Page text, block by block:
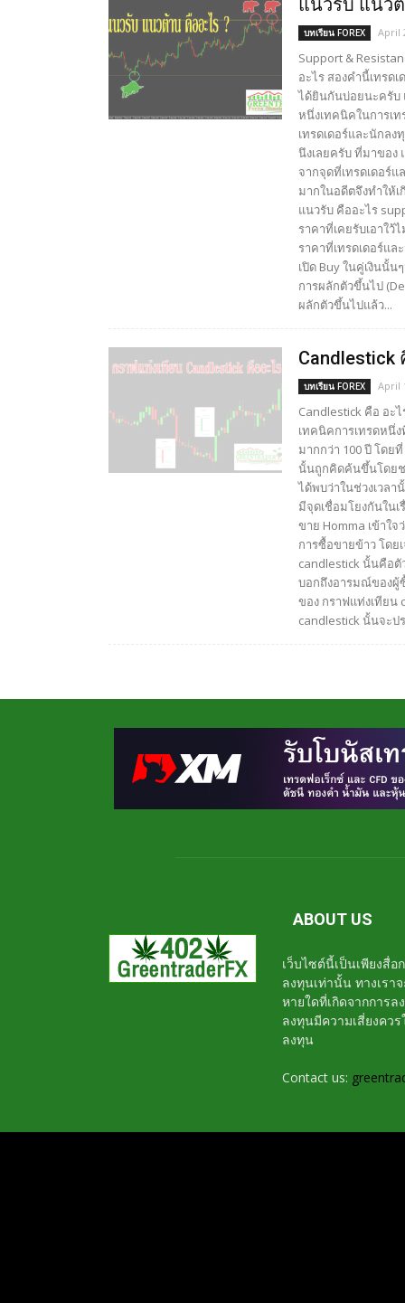
แนวรับ แนว
บทเรียน FOREX April
Support &
อะไร สองคำนี้เทรด
ได้ยินกันบ่อยนะครับ
หนึ่งเทคนิคในการเ
เทรดเดอร์และนักล
นึงเลยครับ ที่มาของ
จากจุดที่เทรดเดอร์
มากในอดีตจึงทำให้
แนวรับ คืออะไร
ราคาที่เคยรับเอาใว้
ราคาที่เทรดเดอร์แ
เปิด Buy ในคู่เงินนั้
การผลักตัวขึ้นไป
ผลักตัวขึ้นไปแล้ว...
Candlestick
บทเรียน FOREX April
Candlestick คือ อะ
เทคนิคการเทรดหนึ่
มากกว่า 100 ปี โดย
นั้นถูกคิดค้นขึ้นโดยช
ได้พบว่าในช่วงเวล
มีจุดเชื่อมโยงกันใน
ขาย Homma เข้าใ
การซื้อขายข้าว โดย
candlestick นั้นคือ
บอกถึงอารมณ์ของ
ของ กราฟแท่งเทียน
candlestick นั้นจะป
ABOUT US
เว็บไซต์นี้เป็นเพียงสื่
ลงทุนเท่านั้น ทางเรา
หายใดที่เกิดจากการ
ลงทุนมีความเสี่ยงค
ลงทุน
Contact us: